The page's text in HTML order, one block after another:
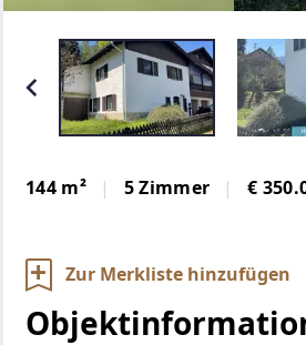
144 m² 5 Zimmer €
Zur Merkliste hinzufügen